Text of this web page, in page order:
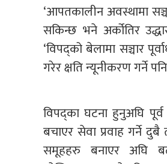
‘आपतकालीन अवस्थामा
सकिन्छ भने अर्कोतिर
‘विपद्को बेलामा सञ्चार
गरेर क्षति न्यूनीकरण गर्ने
विपद्का घटना हुनुअघि
बचाएर सेवा प्रवाह गर्ने
समूहहरु बनाएर अघि